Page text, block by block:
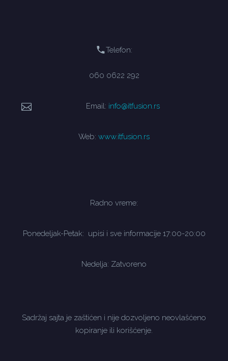
Telefon:
060 0622 292
Email: info@itfusion.rs
Web: www.itfusion.rs
Radno vreme:
Ponedeljak-Petak: upisi i sve informacije 17:00-20:00
Nedelja: Zatvoreno
Sadržaj sajta je zaštićen i nije dozvoljeno neovlašćeno
kopiranje ili korišćenje.